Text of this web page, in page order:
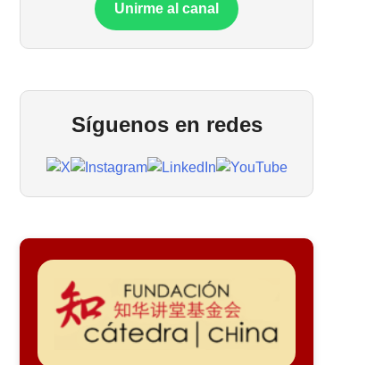
Unirme al canal
Síguenos en redes